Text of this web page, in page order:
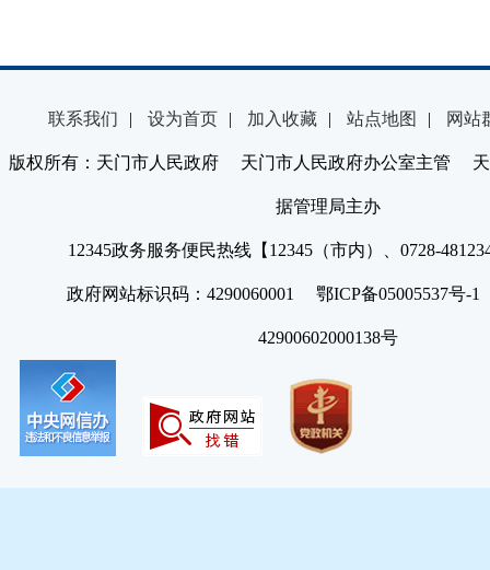
联系我们 | 设为首页 | 加入收藏 | 站点地图 | 网站
版权所有：天门市人民政府 天门市人民政府办公室主管 天
据管理局主办
12345政务服务便民热线【12345（市内）、0728-
政府网站标识码：4290060001 鄂ICP备05005537号
42900602000138号